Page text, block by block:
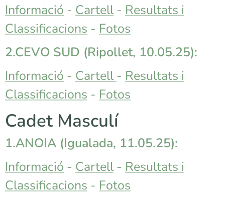
Informació - Cartell- Resultats i
Classificacions - Fotos
2.CEVO SUD (Ripollet, 10.05.25):
Informació - Cartell- Resultats i
Classificacions - Fotos
Cadet Masculí
1.ANOIA (Igualada, 11.05.25):
Informació - Cartell- Resultats i
Classificacions - Fotos